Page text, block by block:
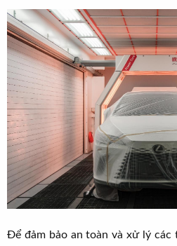
Để đảm bảo an toàn và xử lý